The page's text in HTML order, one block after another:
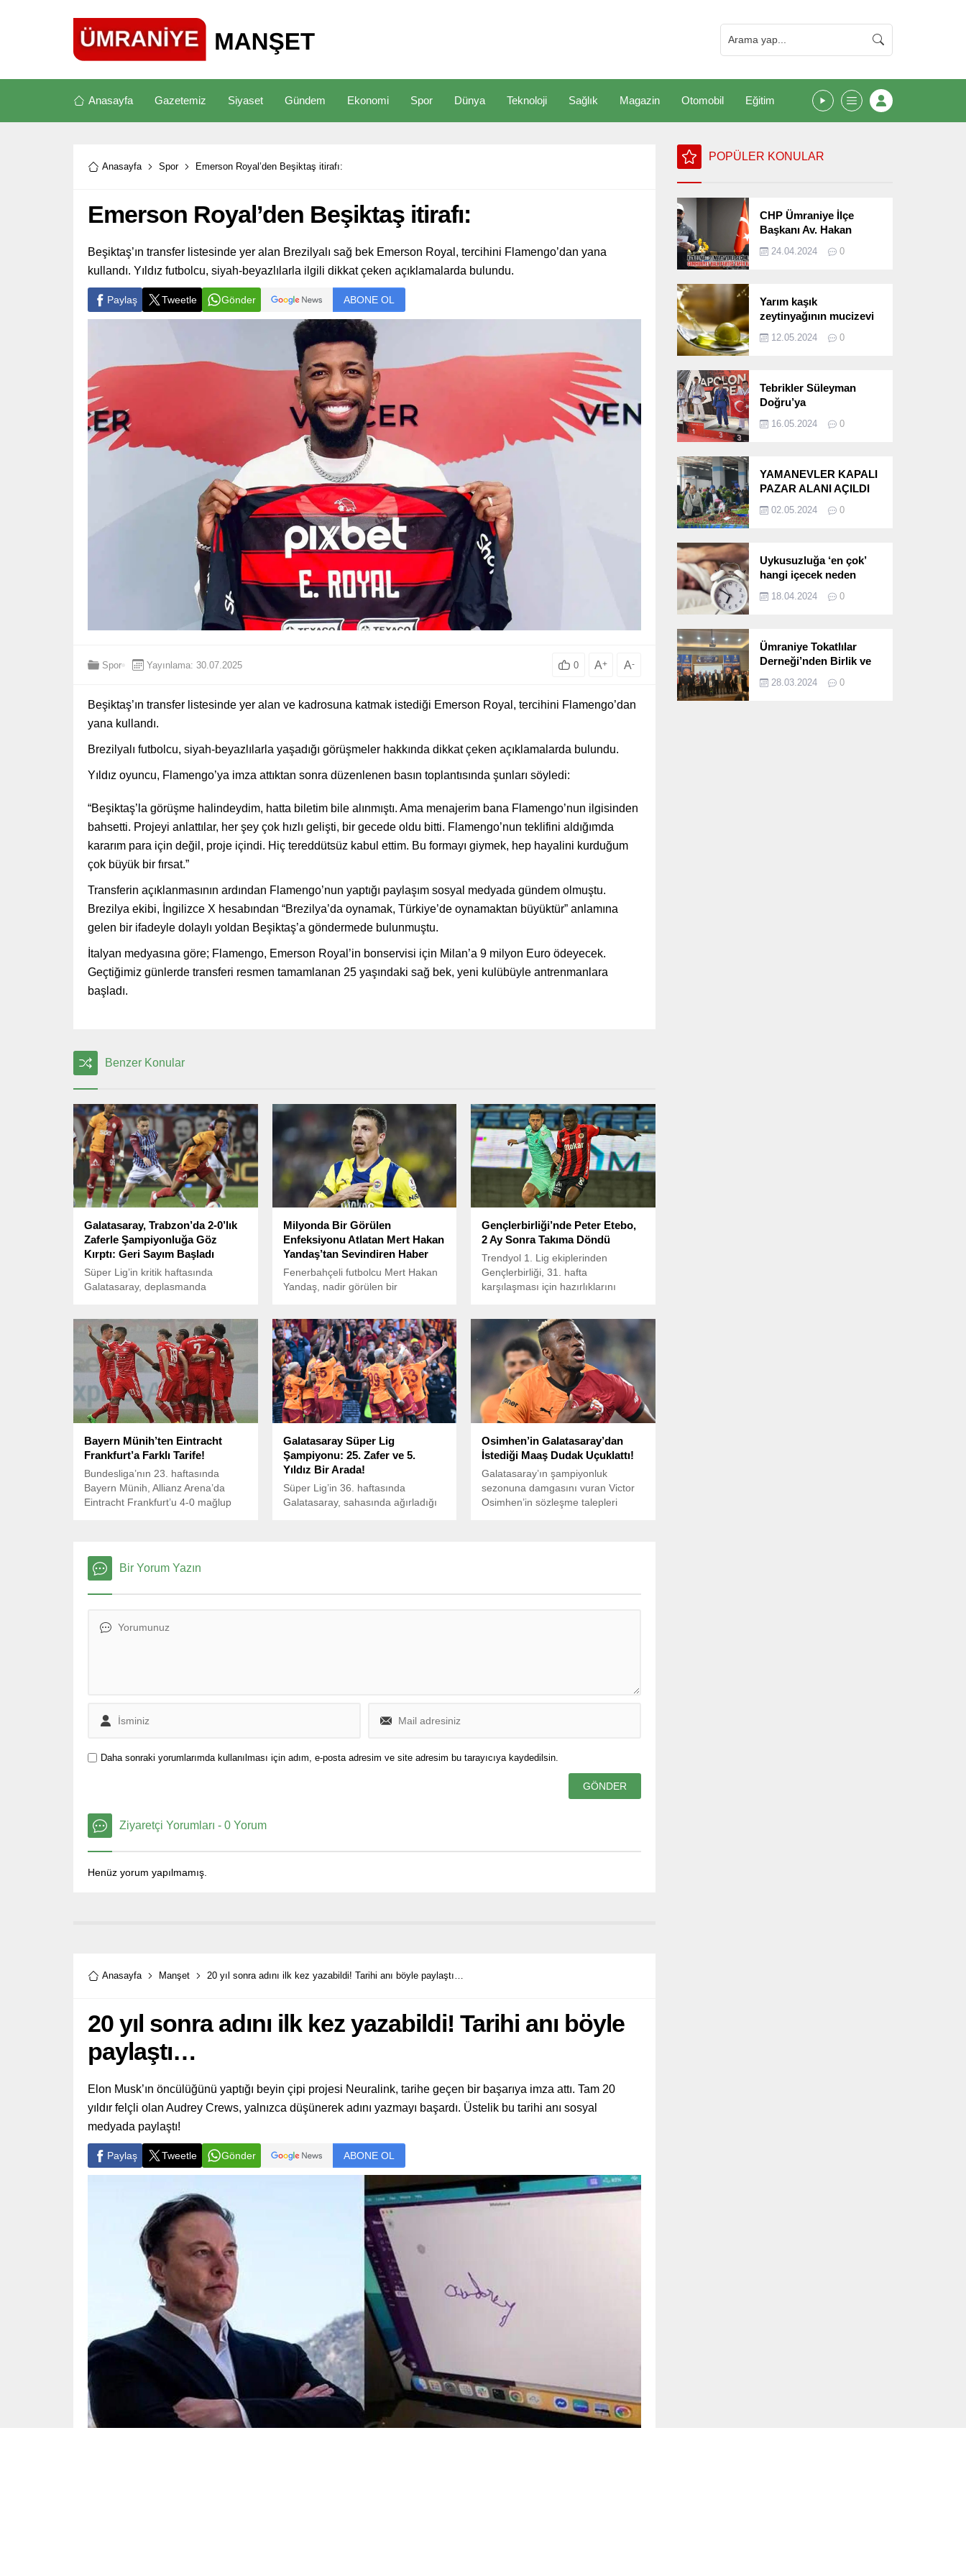
Anasayfa Gazetemiz Siyaset Gündem Ekonomi Spor Dünya Teknoloji Sağlık Magazin Otomobil Eğitim
Anasayfa Spor Emerson Royal’den Beşiktaş itirafı:
Emerson Royal’den Beşiktaş itirafı:
Beşiktaş’ın transfer listesinde yer alan Brezilyalı sağ bek Emerson Royal, tercihini Flamengo’dan yana
kullandı. Yıldız futbolcu, siyah-beyazlılarla ilgili dikkat çeken açıklamalarda bulundu.
Paylaş Tweetle Gönder ABONE OL
Spor Yayınlama: 30.07.2025 0 A+ A-
Beşiktaş’ın transfer listesinde yer alan ve kadrosuna katmak istediği Emerson Royal, tercihini Flamengo’dan
yana kullandı.
Brezilyalı futbolcu, siyah-beyazlılarla yaşadığı görüşmeler hakkında dikkat çeken açıklamalarda bulundu.
Yıldız oyuncu, Flamengo’ya imza attıktan sonra düzenlenen basın toplantısında şunları söyledi:
“Beşiktaş’la görüşme halindeydim, hatta biletim bile alınmıştı. Ama menajerim bana Flamengo’nun ilgisinden
bahsetti. Projeyi anlattılar, her şey çok hızlı gelişti, bir gecede oldu bitti. Flamengo’nun teklifini aldığımda
kararım para için değil, proje içindi. Hiç tereddütsüz kabul ettim. Bu formayı giymek, hep hayalini kurduğum
çok büyük bir fırsat.”
Transferin açıklanmasının ardından Flamengo’nun yaptığı paylaşım sosyal medyada gündem olmuştu.
Brezilya ekibi, İngilizce X hesabından “Brezilya’da oynamak, Türkiye’de oynamaktan büyüktür” anlamına
gelen bir ifadeyle dolaylı yoldan Beşiktaş’a göndermede bulunmuştu.
İtalyan medyasına göre; Flamengo, Emerson Royal’in bonservisi için Milan’a 9 milyon Euro ödeyecek.
Geçtiğimiz günlerde transferi resmen tamamlanan 25 yaşındaki sağ bek, yeni kulübüyle antrenmanlara
başladı.
Benzer Konular
Galatasaray, Trabzon’da 2-0’lık
Zaferle Şampiyonluğa Göz
Kırptı: Geri Sayım Başladı
Süper Lig’in kritik haftasında
Galatasaray, deplasmanda
yolunda dev bir adım attı. 66.
dakikada Abdülkerim Bardakcı, 84.
dakikada ise Alvaro Morata ile
bulduğu gollerle 3 puanı hanesine
yazdıran Sarı-Kırmızılı ekip, bitime
3 hafta kala en yakın takipçisi
Fenerbahçe ile puan farkını
Milyonda Bir Görülen
Enfeksiyonu Atlatan Mert Hakan
Yandaş’tan Sevindiren Haber
Fenerbahçeli futbolcu Mert Hakan
Yandaş, nadir görülen bir
Gençlerbirliği’nde Peter Etebo,
2 Ay Sonra Takıma Döndü
Trendyol 1. Lig ekiplerinden
Gençlerbirliği, 31. hafta
karşılaşması için hazırlıklarını
Bayern Münih’ten Eintracht
Frankfurt’a Farklı Tarife!
Bundesliga’nın 23. haftasında
Bayern Münih, Allianz Arena’da
Eintracht Frankfurt’u 4-0 mağlup
Galatasaray Süper Lig
Şampiyonu: 25. Zafer ve 5.
Yıldız Bir Arada!
Süper Lig’in 36. haftasında
Galatasaray, sahasında ağırladığı
Osimhen’in Galatasaray’dan
İstediği Maaş Dudak Uçuklattı!
Galatasaray’ın şampiyonluk
sezonuna damgasını vuran Victor
Osimhen’in sözleşme talepleri
Bir Yorum Yazın
Daha sonraki yorumlarımda kullanılması için adım, e-posta adresim ve site adresim bu tarayıcıya kaydedilsin.
Ziyaretçi Yorumları - 0 Yorum
Henüz yorum yapılmamış.
Anasayfa Manşet 20 yıl sonra adını ilk kez yazabildi! Tarihi anı böyle paylaştı…
20 yıl sonra adını ilk kez yazabildi! Tarihi anı böyle
paylaştı…
Elon Musk’ın öncülüğünü yaptığı beyin çipi projesi Neuralink, tarihe geçen bir başarıya imza attı. Tam 20
yıldır felçli olan Audrey Crews, yalnızca düşünerek adını yazmayı başardı. Üstelik bu tarihi anı sosyal
medyada paylaştı!
Paylaş Tweetle Gönder ABONE OL
POPÜLER KONULAR
CHP Ümraniye İlçe
Başkanı Av. Hakan
Seçimlerini
24.04.2024 0
Yarım kaşık
zeytinyağının mucizevi
12.05.2024 0
Tebrikler Süleyman
Doğru’ya
16.05.2024 0
YAMANEVLER KAPALI
PAZAR ALANI AÇILDI
02.05.2024 0
Uykusuzluğa ‘en çok’
hangi içecek neden
18.04.2024 0
Ümraniye Tokatlılar
Derneği’nden Birlik ve
Programı
28.03.2024 0